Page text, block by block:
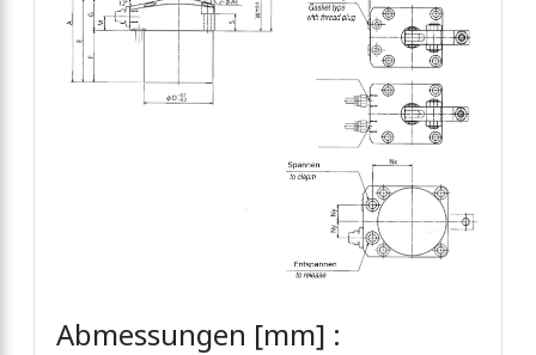
Abmessungen [mm] :